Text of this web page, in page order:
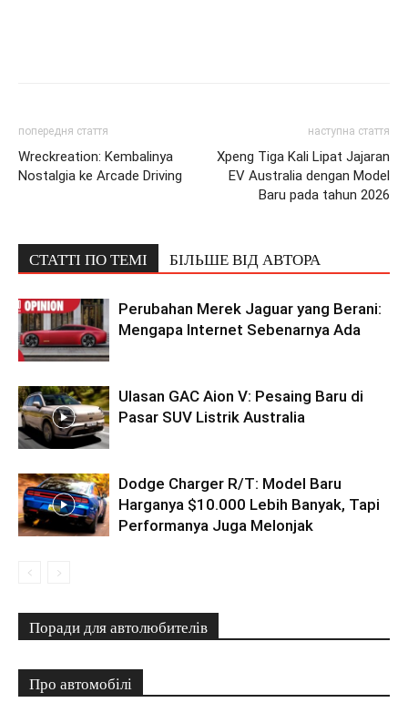
попередня стаття
Wreckreation: Kembalinya
Nostalgia ke Arcade Driving
наступна стаття
Xpeng Tiga Kali Lipat Jajaran
EV Australia dengan Model
Baru pada tahun 2026
СТАТТІ ПО ТЕМІ БІЛЬШЕ ВІД АВТОРА
Perubahan Merek Jaguar yang Berani:
Mengapa Internet Sebenarnya Ada
Ulasan GAC Aion V: Pesaing Baru di
Pasar SUV Listrik Australia
Dodge Charger R/T: Model Baru
Harganya $10.000 Lebih Banyak, Tapi
Performanya Juga Melonjak
Поради для автолюбителів
Про автомобілі